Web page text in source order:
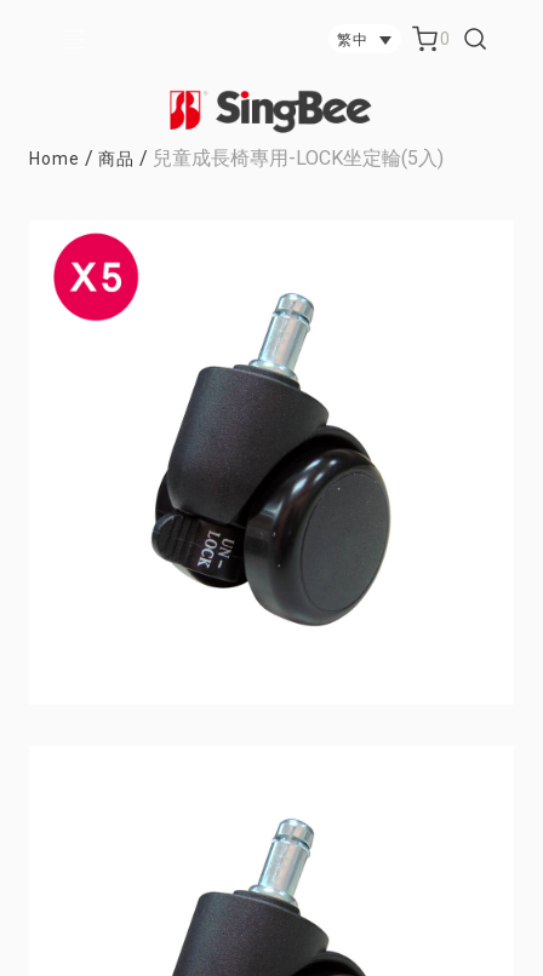
繁中 0
Home / 商品 / 兒童成長椅專用-LOCK坐定輪(5入)